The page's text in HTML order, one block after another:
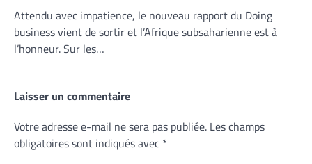
Attendu avec impatience, le nouveau rapport du Doing
business vient de sortir et l’Afrique subsaharienne est à
l’honneur. Sur les…
Laisser un commentaire
Votre adresse e-mail ne sera pas publiée. Les champs
obligatoires sont indiqués avec *